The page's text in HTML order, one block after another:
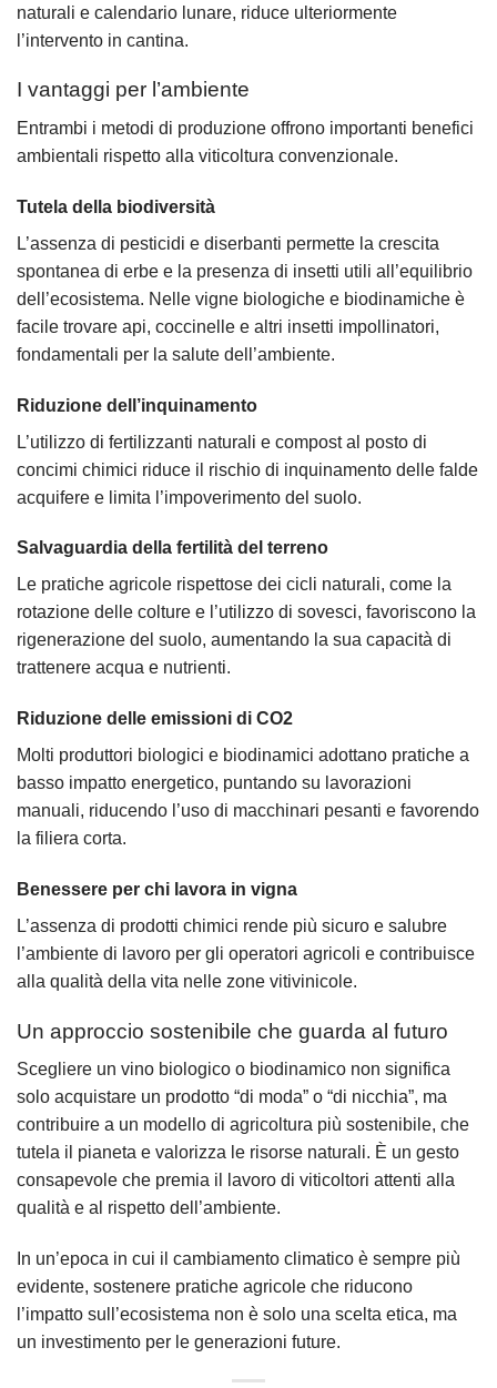
naturali e calendario lunare, riduce ulteriormente
l’intervento in cantina.
I vantaggi per l’ambiente
Entrambi i metodi di produzione offrono importanti benefici
ambientali rispetto alla viticoltura convenzionale.
Tutela della biodiversità
L’assenza di pesticidi e diserbanti permette la crescita
spontanea di erbe e la presenza di insetti utili all’equilibrio
dell’ecosistema. Nelle vigne biologiche e biodinamiche è
facile trovare api, coccinelle e altri insetti impollinatori,
fondamentali per la salute dell’ambiente.
Riduzione dell’inquinamento
L’utilizzo di fertilizzanti naturali e compost al posto di
concimi chimici riduce il rischio di inquinamento delle falde
acquifere e limita l’impoverimento del suolo.
Salvaguardia della fertilità del terreno
Le pratiche agricole rispettose dei cicli naturali, come la
rotazione delle colture e l’utilizzo di sovesci, favoriscono la
rigenerazione del suolo, aumentando la sua capacità di
trattenere acqua e nutrienti.
Riduzione delle emissioni di CO2
Molti produttori biologici e biodinamici adottano pratiche a
basso impatto energetico, puntando su lavorazioni
manuali, riducendo l’uso di macchinari pesanti e favorendo
la filiera corta.
Benessere per chi lavora in vigna
L’assenza di prodotti chimici rende più sicuro e salubre
l’ambiente di lavoro per gli operatori agricoli e contribuisce
alla qualità della vita nelle zone vitivinicole.
Un approccio sostenibile che guarda al futuro
Scegliere un vino biologico o biodinamico non significa
solo acquistare un prodotto “di moda” o “di nicchia”, ma
contribuire a un modello di agricoltura più sostenibile, che
tutela il pianeta e valorizza le risorse naturali. È un gesto
consapevole che premia il lavoro di viticoltori attenti alla
qualità e al rispetto dell’ambiente.
In un’epoca in cui il cambiamento climatico è sempre più
evidente, sostenere pratiche agricole che riducono
l’impatto sull’ecosistema non è solo una scelta etica, ma
un investimento per le generazioni future.